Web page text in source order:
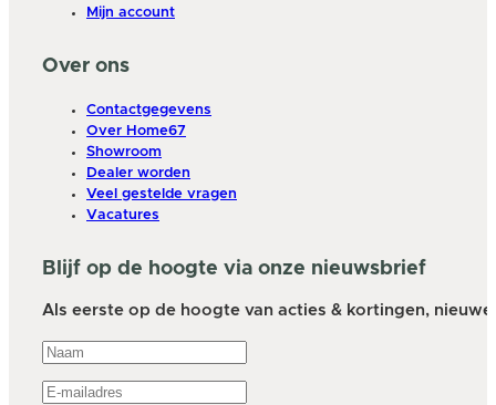
Mijn account
Over ons
Contactgegevens
Over Home67
Showroom
Dealer worden
Veel gestelde vragen
Vacatures
Blijf op de hoogte via onze nieuwsbrief
Als eerste op de hoogte van acties & kortingen,